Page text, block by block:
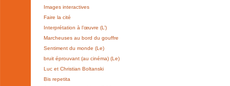
Images interactives
Faire la cité
Interprétation à l’œuvre (L’)
Marcheuses au bord du gouffre
Sentiment du monde (Le)
bruit éprouvant (au cinéma) (Le)
Luc et Christian Boltanski
Bis repetita